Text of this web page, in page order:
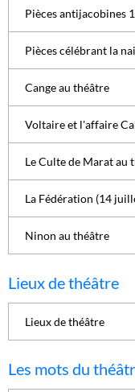
Pièces antijacobines
Pièces célébrant la
Cange au théâtre
Voltaire et l'affaire
Le Culte de Marat au
La Fédération (14
Ninon au théâtre
Lieux de théâtre
Lieux de théâtre
Les mots du